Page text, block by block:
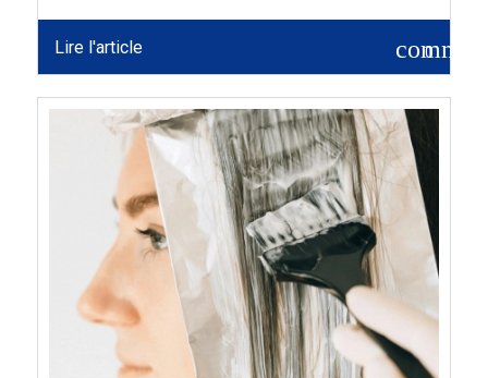
Lire l'article 0